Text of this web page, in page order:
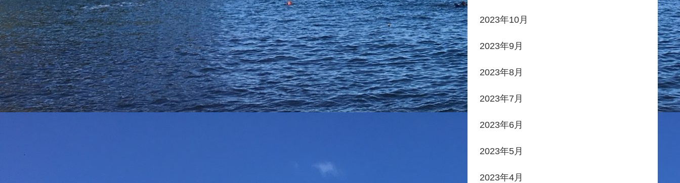
2023年10月
2023年9月
2023年8月
2023年7月
2023年6月
2023年5月
2023年4月